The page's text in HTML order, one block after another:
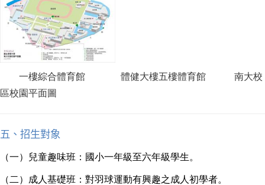
一樓綜合體育館 體健大樓五樓體育館 南大校
區校園平面圖
五、招生對象
（一）兒童趣味班：國小一年級至六年級學生。
（二）成人基礎班：對羽球運動有興趣之成人初學者。